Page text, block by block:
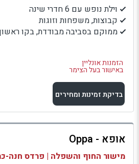
וילת נופש עם 6 חדרי שינה
קבוצות, משפחות וזוגות
ממוקם בסביבה מבודדת, בקו
הזמנות אונליין
באישור בעל הצימר
בדיקת זמינות ומחירים
למתחם זה
בדיקת זמינות ומחירים
אופא - Oppa
מישור החוף והשפלה | פרדס חנה-